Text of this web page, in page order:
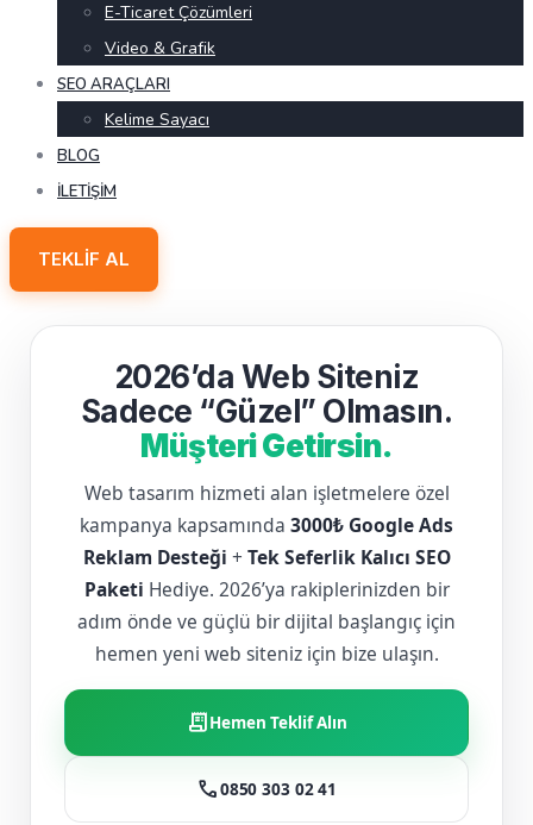
E-Ticaret Çözümleri
Video & Grafik
SEO ARAÇLARI
Kelime Sayacı
BLOG
İLETIŞIM
TEKLIF AL
2026’da Web Siteniz
Sadece “Güzel” Olmasın.
Müşteri Getirsin.
Web tasarım hizmeti alan işletmelere özel
kampanya kapsamında 3000₺ Google Ads
Reklam Desteği + Tek Seferlik Kalıcı SEO
Paketi Hediye. 2026’ya rakiplerinizden bir
adım önde ve güçlü bir dijital başlangıç için
hemen yeni web siteniz için bize ulaşın.
receipt_longHemen Teklif Alın
call0850 303 02 41